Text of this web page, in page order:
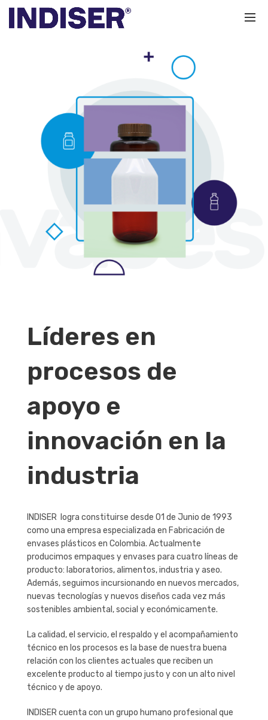
Líderes en
procesos de
apoyo e
innovación en la
industria
INDISERlogra constituirse desde 01 de Junio de 1993
como una empresa especializada en Fabricación de
envases plásticos en Colombia. Actualmente
producimos empaques y envases para cuatro líneas de
producto: laboratorios, alimentos, industria y aseo.
Además, seguimos incursionando en nuevos mercados,
nuevas tecnologías y nuevos diseños cada vez más
sostenibles ambiental, social y económicamente.
La calidad, el servicio, el respaldo y el acompañamiento
técnico en los procesos es la base de nuestra buena
relación con los clientes actuales que reciben un
excelente producto al tiempo justo y con un alto nivel
técnico y de apoyo.
INDISER cuenta con un grupo humano profesional que